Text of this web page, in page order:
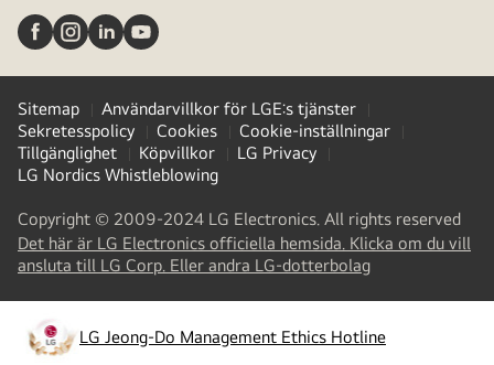
Sitemap
Användarvillkor för LGE:s tjänster
Sekretesspolicy
Cookies
Cookie-inställningar
Tillgänglighet
Köpvillkor
LG Privacy
LG Nordics Whistleblowing
Copyright © 2009-2024 LG Electronics. All rights reserved
Det här är LG Electronics officiella hemsida. Klicka om du vill
ansluta till LG Corp. Eller andra LG-dotterbolag(
a
new
tab
LG Jeong-Do Management Ethics Hotline
opens